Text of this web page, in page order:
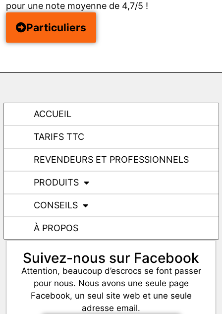
pour une note moyenne de 4,7/5 !
Particuliers
ACCUEIL
TARIFS TTC
REVENDEURS ET PROFESSIONNELS
PRODUITS
CONSEILS
À PROPOS
Suivez-nous sur Facebook
Attention, beaucoup d’escrocs se font passer
pour nous. Nous avons une seule page
Facebook, un seul site web et une seule
adresse email.